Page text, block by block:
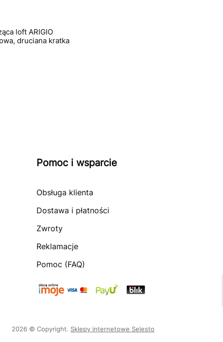
loft ARIGIO
druciana kratka
Pomoc i wsparcie
Obsługa klienta
Dostawa i płatności
Zwroty
Reklamacje
Pomoc (FAQ)
2026 © Copyright. Sklepy internetowe Selesto